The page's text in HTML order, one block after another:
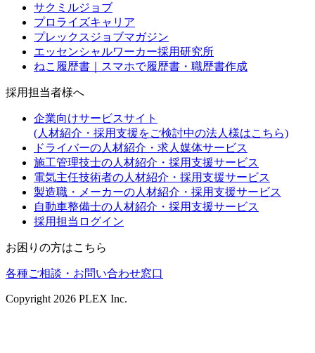
サクミルジョブ
プロライズキャリア
プレックスジョブマガジン
エッセンシャルワーカー採用研究所
ねこ履歴書｜スマホで履歴書・職歴書作成
採用担当者様へ
企業向けサービスサイト
(人材紹介・採用支援をご検討中の法人様はこちら)
ドライバーの人材紹介・求人媒体サービス
施工管理技士の人材紹介・採用支援サービス
電気主任技術者の人材紹介・採用支援サービス
製造職・メーカーの人材紹介・採用支援サービス
自動車整備士の人材紹介・採用支援サービス
採用担当ログイン
お困りの方はこちら
各種ご相談・お問い合わせ窓口
Copyright 2026 PLEX Inc.